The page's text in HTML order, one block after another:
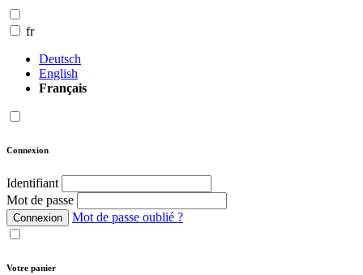
fr
Deutsch
English
Français
Connexion
Identifiant
Mot de passe
Connexion Mot de passe oublié ?
Votre panier